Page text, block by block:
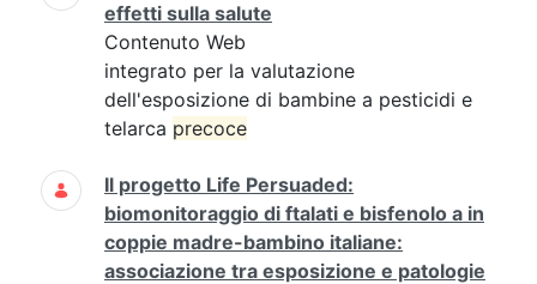
effetti sulla salute
Contenuto Web
integrato per la valutazione
dell'esposizione di bambine a pesticidi e
telarca precoce
Il progetto Life Persuaded:
biomonitoraggio di ftalati e bisfenolo a in
coppie madre-bambino italiane:
associazione tra esposizione e patologie